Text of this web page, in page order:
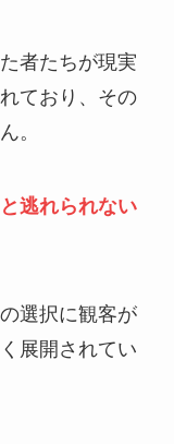
者たちが現実
ており、その
。
逃れられない
選択に観客が
展開されてい